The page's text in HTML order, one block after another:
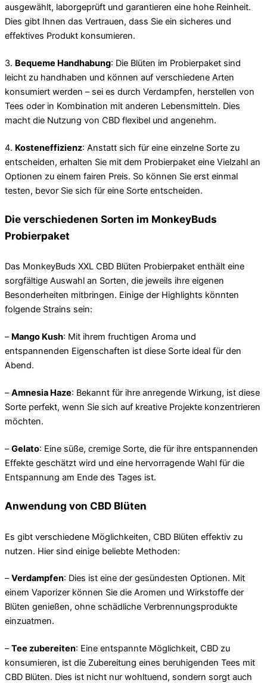
ausgewählt, laborgeprüft und garantieren eine hohe Reinheit.
Dies gibt Ihnen das Vertrauen, dass Sie ein sicheres und
effektives Produkt konsumieren.
3. Bequeme Handhabung: Die Blüten im Probierpaket sind
leicht zu handhaben und können auf verschiedene Arten
konsumiert werden – sei es durch Verdampfen, herstellen von
Tees oder in Kombination mit anderen Lebensmitteln. Dies
macht die Nutzung von CBD flexibel und angenehm.
4. Kosteneffizienz: Anstatt sich für eine einzelne Sorte zu
entscheiden, erhalten Sie mit dem Probierpaket eine Vielzahl an
Optionen zu einem fairen Preis. So können Sie erst einmal
testen, bevor Sie sich für eine Sorte entscheiden.
Die verschiedenen Sorten im MonkeyBuds
Probierpaket
Das MonkeyBuds XXL CBD Blüten Probierpaket enthält eine
sorgfältige Auswahl an Sorten, die jeweils ihre eigenen
Besonderheiten mitbringen. Einige der Highlights könnten
folgende Strains sein:
– Mango Kush: Mit ihrem fruchtigen Aroma und
entspannenden Eigenschaften ist diese Sorte ideal für den
Abend.
–Amnesia Haze: Bekannt für ihre anregende Wirkung, ist diese
Sorte perfekt, wenn Sie sich auf kreative Projekte konzentrieren
möchten.
–Gelato: Eine süße, cremige Sorte, die für ihre entspannenden
Effekte geschätzt wird und eine hervorragende Wahl für die
Entspannung am Ende des Tages ist.
Anwendung von CBD Blüten
Es gibt verschiedene Möglichkeiten, CBD Blüten effektiv zu
nutzen. Hier sind einige beliebte Methoden:
–Verdampfen: Dies ist eine der gesündesten Optionen. Mit
einem Vaporizer können Sie die Aromen und Wirkstoffe der
Blüten genießen, ohne schädliche Verbrennungsprodukte
einzuatmen.
–Tee zubereiten: Eine entspannte Möglichkeit, CBD zu
konsumieren, ist die Zubereitung eines beruhigenden Tees mit
CBD Blüten. Dies ist nicht nur wohltuend, sondern sorgt auch